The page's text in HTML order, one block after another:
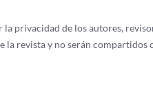
privacidad de los autores,
la revista y no serán compartidos